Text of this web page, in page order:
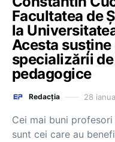
Facultatea de
la
Acesta susține
specializării
pedagogice
Redacția 28
Cei mai buni
sunt cei care au